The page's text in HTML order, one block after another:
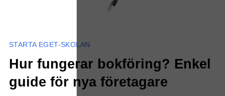
STARTA EGET-SKOLAN
Hur fungerar bokföring? Enkel
guide för nya företagare